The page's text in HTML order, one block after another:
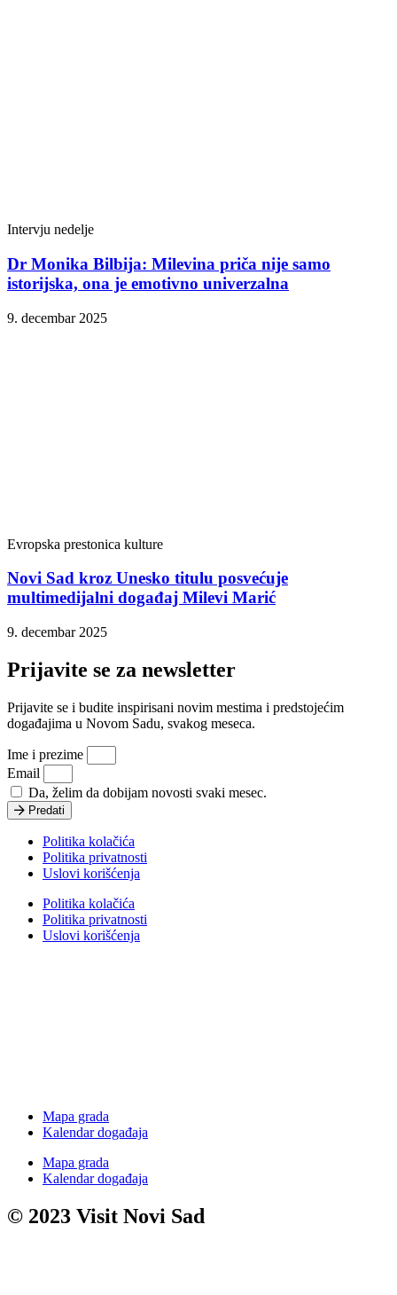
Intervju nedelje
Dr Monika Bilbija: Milevina priča nije samo
istorijska, ona je emotivno univerzalna
9. decembar 2025
Evropska prestonica kulture
Novi Sad kroz Unesko titulu posvećuje
multimedijalni događaj Milevi Marić
9. decembar 2025
Prijavite se za newsletter
Prijavite se i budite inspirisani novim mestima i predstojećim
događajima u Novom Sadu, svakog meseca.
Ime i prezime
Email
Da, želim da dobijam novosti svaki mesec.
Predati
Politika kolačića
Politika privatnosti
Uslovi korišćenja
Politika kolačića
Politika privatnosti
Uslovi korišćenja
Mapa grada
Kalendar događaja
Mapa grada
Kalendar događaja
© 2023 Visit Novi Sad